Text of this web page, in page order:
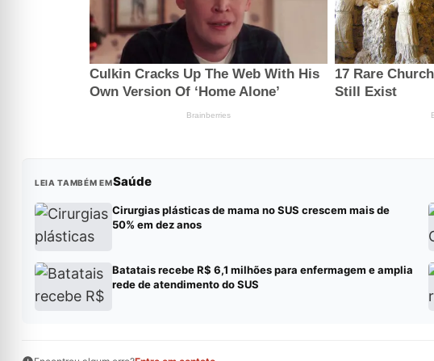
LEIA TAMBÉM EMSaúde
Cirurgias plásticas de mama no SUS crescem mais de
50% em dez anos
Batatais recebe R$ 6,1 milhões para enfermagem e amplia
rede de atendimento do SUS